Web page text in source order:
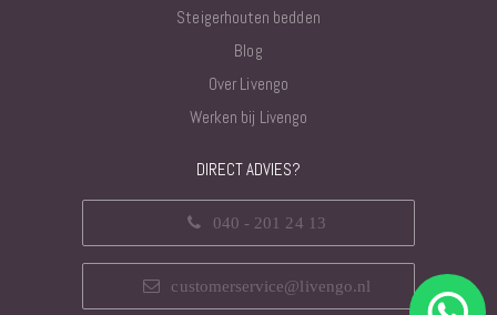
Steigerhouten bedden
Blog
Over Livengo
Werken bij Livengo
DIRECT ADVIES?
040 - 201 24 13
customerservice@livengo.nl